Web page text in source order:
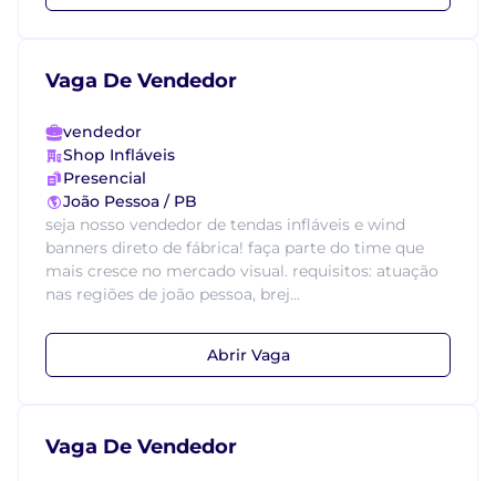
Vaga De Vendedor
vendedor
Shop Infláveis
Presencial
João Pessoa / PB
seja nosso vendedor de tendas infláveis e wind
banners direto de fábrica! faça parte do time que
mais cresce no mercado visual. requisitos: atuação
nas regiões de joão pessoa, brej...
Abrir Vaga
Vaga De Vendedor